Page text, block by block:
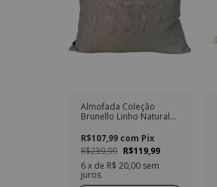
Almofada Coleção
Brunello Linho Natural
Cinza Quadrada
R$239,99 R$119,99
R$107,99 com Pix
6x de R$ 20,00 sem
juros